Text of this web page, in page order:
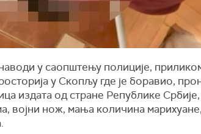
у саопштењу полиције,
у Скопљу где је боравио,
издата од стране Републике
војни нож, мања количина